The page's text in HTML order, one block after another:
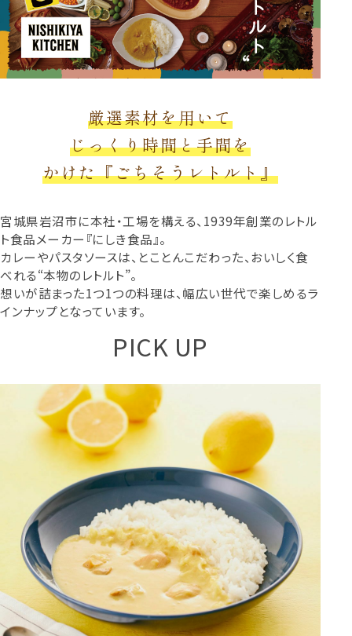
厳選素材を用いて
じっくり時間と手間を
かけた『ごちそうレトルト』
宮城県岩沼市に本社・工場を構える、1939年創業のレトル
ト食品メーカー『にしき食品』。
カレーやパスタソースは、とことんこだわった、おいしく食
べれる“本物のレトルト”。
想いが詰まった1つ1つの料理は、幅広い世代で楽しめるラ
インナップとなっています。
PICK UP